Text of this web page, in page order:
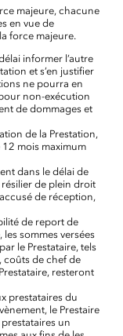
majeure, chacune
en vue de
force majeure.
informer l’autre
et s’en justifier
ne pourra en
non-exécution
de dommages et
de la Prestation,
mois maximum
dans le délai de
de plein droit
de réception,
de report de
les sommes versées
le Prestataire, tels
coûts de chef de
resteront
prestataires du
le Prestaire
un